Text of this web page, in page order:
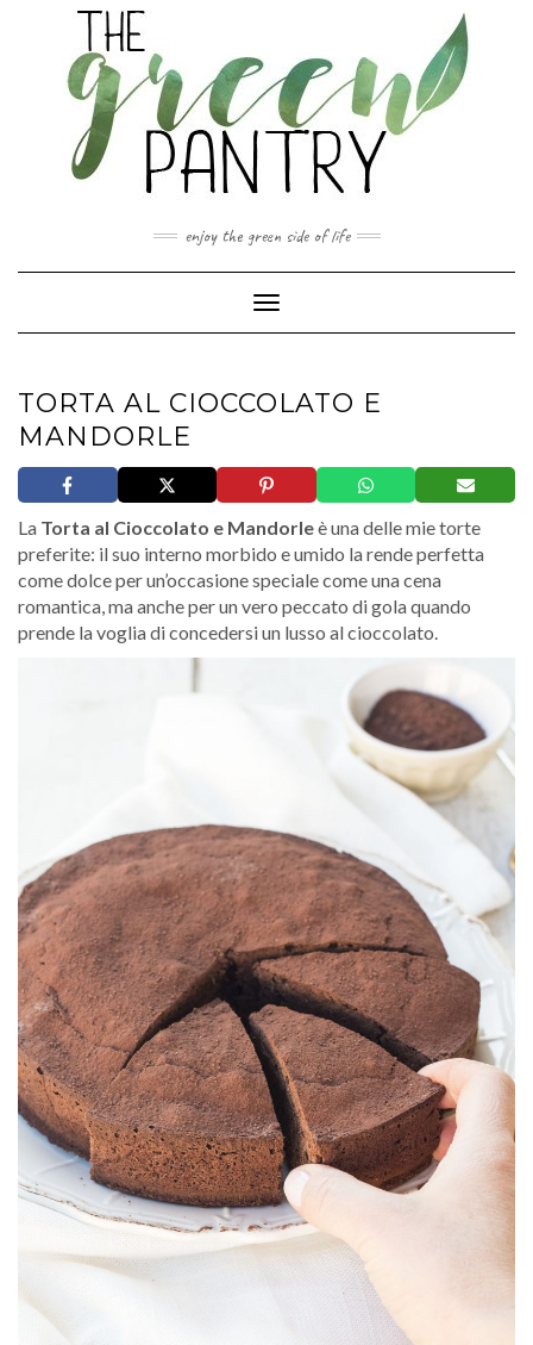
enjoy the green side of life
Toggle Navigation
TORTA AL CIOCCOLATO E
MANDORLE
La Torta al Cioccolato e Mandorleè una delle mie torte
preferite: il suo interno morbido e umido la rende perfetta
come dolce per un’occasione speciale come una cena
romantica, ma anche per un vero peccato di gola quando
prende la voglia di concedersi un lusso al cioccolato.